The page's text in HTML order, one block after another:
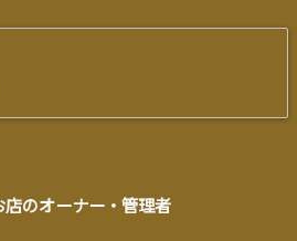
店のオーナー・管理者